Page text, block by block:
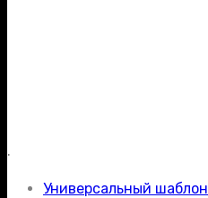
.
Универсальный шаблон